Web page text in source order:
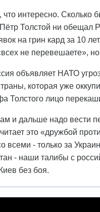
что интересно.
Толстой ни обещал
на грин кард за 10
не перевешаете»,
объявляет НАТО
которая уже
Толстого лицо
и дальше надо вести
это «дружбой
всеми - только за
- наши талибы с
без боя.